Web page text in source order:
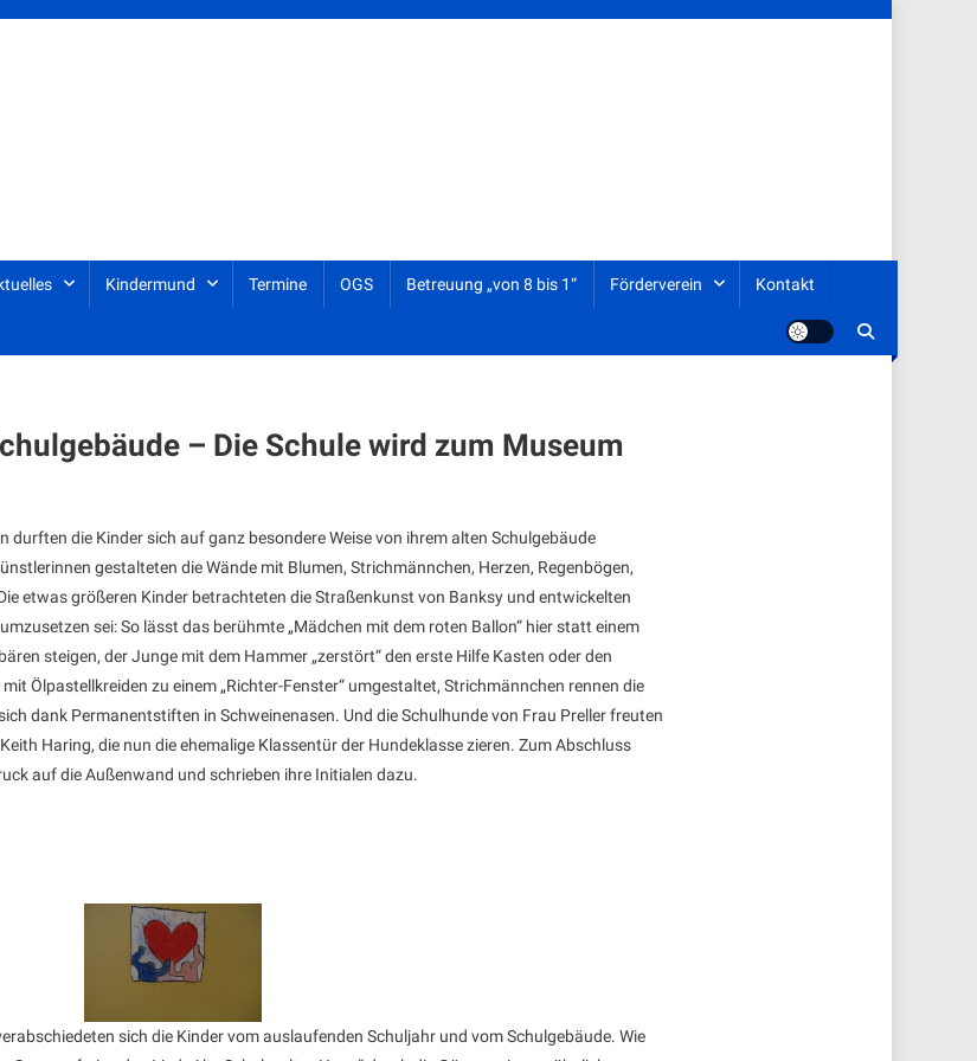
Kindermund Termine OGS Betreuung „von 8 bis 1“ Förderverein Kontakt
– Die Schule wird zum Museum
durften die Kinder sich auf ganz besondere Weise von ihrem alten Schulgebäude
gestalteten die Wände mit Blumen, Strichmännchen, Herzen, Regenbögen,
etwas größeren Kinder betrachteten die Straßenkunst von Banksy und entwickelten
sei: So lässt das berühmte „Mädchen mit dem roten Ballon“ hier statt einem
steigen, der Junge mit dem Hammer „zerstört“ den erste Hilfe Kasten oder den
Ölpastellkreiden zu einem „Richter-Fenster“ umgestaltet, Strichmännchen rennen die
dank Permanentstiften in Schweinenasen. Und die Schulhunde von Frau Preller freuten
Haring, die nun die ehemalige Klassentür der Hundeklasse zieren. Zum Abschluss
auf die Außenwand und schrieben ihre Initialen dazu.
sich die Kinder vom auslaufenden Schuljahr und vom Schulgebäude. Wie